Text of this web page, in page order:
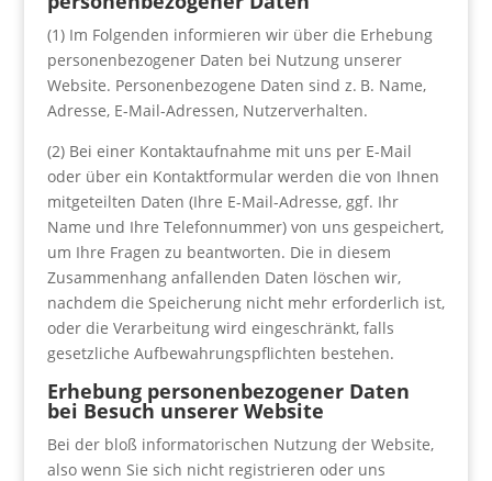
(1) Im Folgenden informieren wir über die Erhebung
personenbezogener Daten bei Nutzung unserer
Website. Personenbezogene Daten sind z. B. Name,
Adresse, E-Mail-Adressen, Nutzerverhalten.
(2) Bei einer Kontaktaufnahme mit uns per E-Mail
oder über ein Kontaktformular werden die von Ihnen
mitgeteilten Daten (Ihre E-Mail-Adresse, ggf. Ihr
Name und Ihre Telefonnummer) von uns gespeichert,
um Ihre Fragen zu beantworten. Die in diesem
Zusammenhang anfallenden Daten löschen wir,
nachdem die Speicherung nicht mehr erforderlich ist,
oder die Verarbeitung wird eingeschränkt, falls
gesetzliche Aufbewahrungspflichten bestehen.
Erhebung personenbezogener Daten
bei Besuch unserer Website
Bei der bloß informatorischen Nutzung der Website,
also wenn Sie sich nicht registrieren oder uns